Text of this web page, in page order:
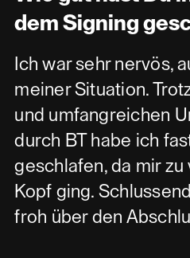
dem Signing
Ich war sehr nervös,
meiner Situation.
und umfangreichen
durch BT habe ich
geschlafen, da mir
Kopf ging.
froh über den